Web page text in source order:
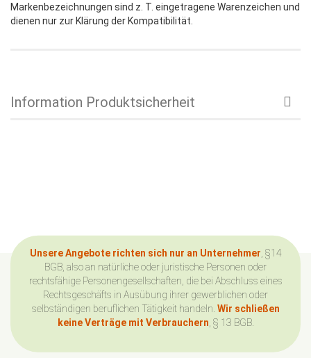
Markenbezeichnungen sind z. T. eingetragene Warenzeichen und
dienen nur zur Klärung der Kompatibilität.
Information Produktsicherheit
Unsere Angebote richten sich nur an Unternehmer , §14
BGB, also an natürliche oder juristische Personen oder
rechtsfähige Personengesellschaften, die bei Abschluss eines
Rechtsgeschäfts in Ausübung ihrer gewerblichen oder
selbständigen beruflichen Tätigkeit handeln. Wir schließen
keine Verträge mit Verbrauchern , § 13 BGB.